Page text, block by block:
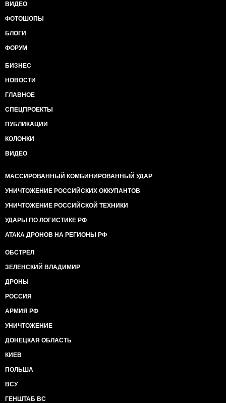
ВИДЕО
ФОТОШОПЫ
БЛОГИ
ФОРУМ
БИЗНЕС
НОВОСТИ
ГЛАВНОЕ
СПЕЦПРОЕКТЫ
ПУБЛИКАЦИИ
КОЛОНКИ
ВИДЕО
МАССИРОВАННЫЙ КОМБИНИРОВАННЫЙ УДАР
УНИЧТОЖЕНИЕ РОССИЙСКИХ ОККУПАНТОВ
УНИЧТОЖЕНИЕ РОССИЙСКОЙ ТЕХНИКИ
УДАРЫ ПО ЛОГИСТИКЕ РФ
АТАКА ДРОНОВ НА РЕГИОНЫ РФ
ОБСТРЕЛ
ЗЕЛЕНСКИЙ ВЛАДИМИР
ДРОНЫ
РОССИЯ
АРМИЯ РФ
УНИЧТОЖЕНИЕ
ДОНЕЦКАЯ ОБЛАСТЬ
КИЕВ
ПОЛЬША
ВСУ
ГЕНШТАБ ВС